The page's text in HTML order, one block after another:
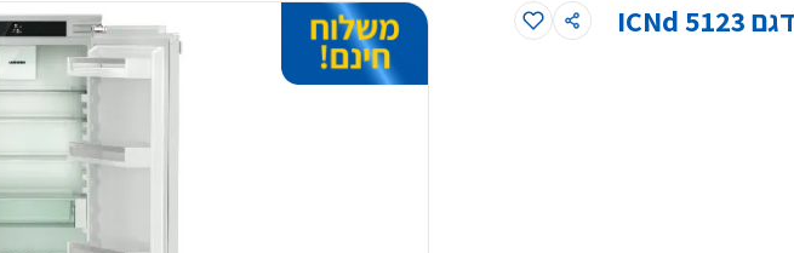
מקרר אינטגרלי מקפיא תחתון 283 ליטר דגם ICNd 5123